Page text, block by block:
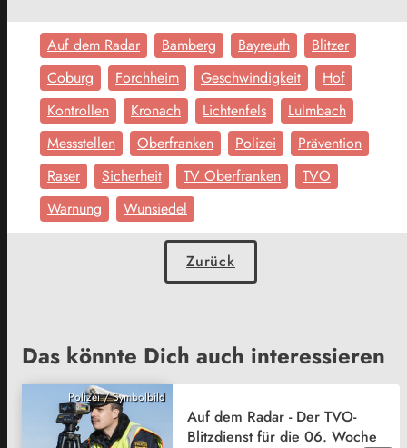
Auf dem Radar Bamberg Bayreuth
Blitzer
Coburg
Forchheim Geschwindigkeit
Hof
Kontrollen
Kronach Lichtenfels
Lulmbach
Messstellen
Oberfranken Polizei
Prävention
Raser
Sicherheit TV Oberfranken
TVO
Warnung
Wunsiedel
Zurück
Das könnte Dich auch interessieren
Polizei / Symbolbild
Auf dem Radar - Der TVO-
Blitzdienst für die 06. Woche